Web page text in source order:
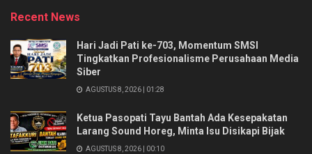
Recent News
Hari Jadi Pati ke-703, Momentum SMSI
Tingkatkan Profesionalisme Perusahaan Media
Siber
AGUSTUS 8, 2026 | 01:28
Ketua Pasopati Tayu Bantah Ada Kesepakatan
Larang Sound Horeg, Minta Isu Disikapi Bijak
AGUSTUS 8, 2026 | 00:10